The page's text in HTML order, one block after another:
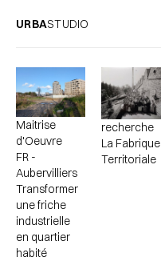
URBASTUDIO
Maitrise
d'Oeuvre
FR -
Aubervilliers
Transformer
une friche
industrielle
en quartier
habité
recherche
La Fabrique
Territoriale